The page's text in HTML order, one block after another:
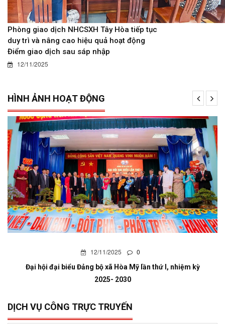
Phòng giao dịch NHCSXH Tây Hòa tiếp tục
duy trì và nâng cao hiệu quả hoạt động
Điểm giao dịch sau sáp nhập
12/11/2025
HÌNH ẢNH HOẠT ĐỘNG
12/11/2025 0
Đại hội đại biểu Đảng bộ xã Hòa Mỹ lần thứ I, nhiệm kỳ
2025- 2030
DỊCH VỤ CÔNG TRỰC TRUYẾN